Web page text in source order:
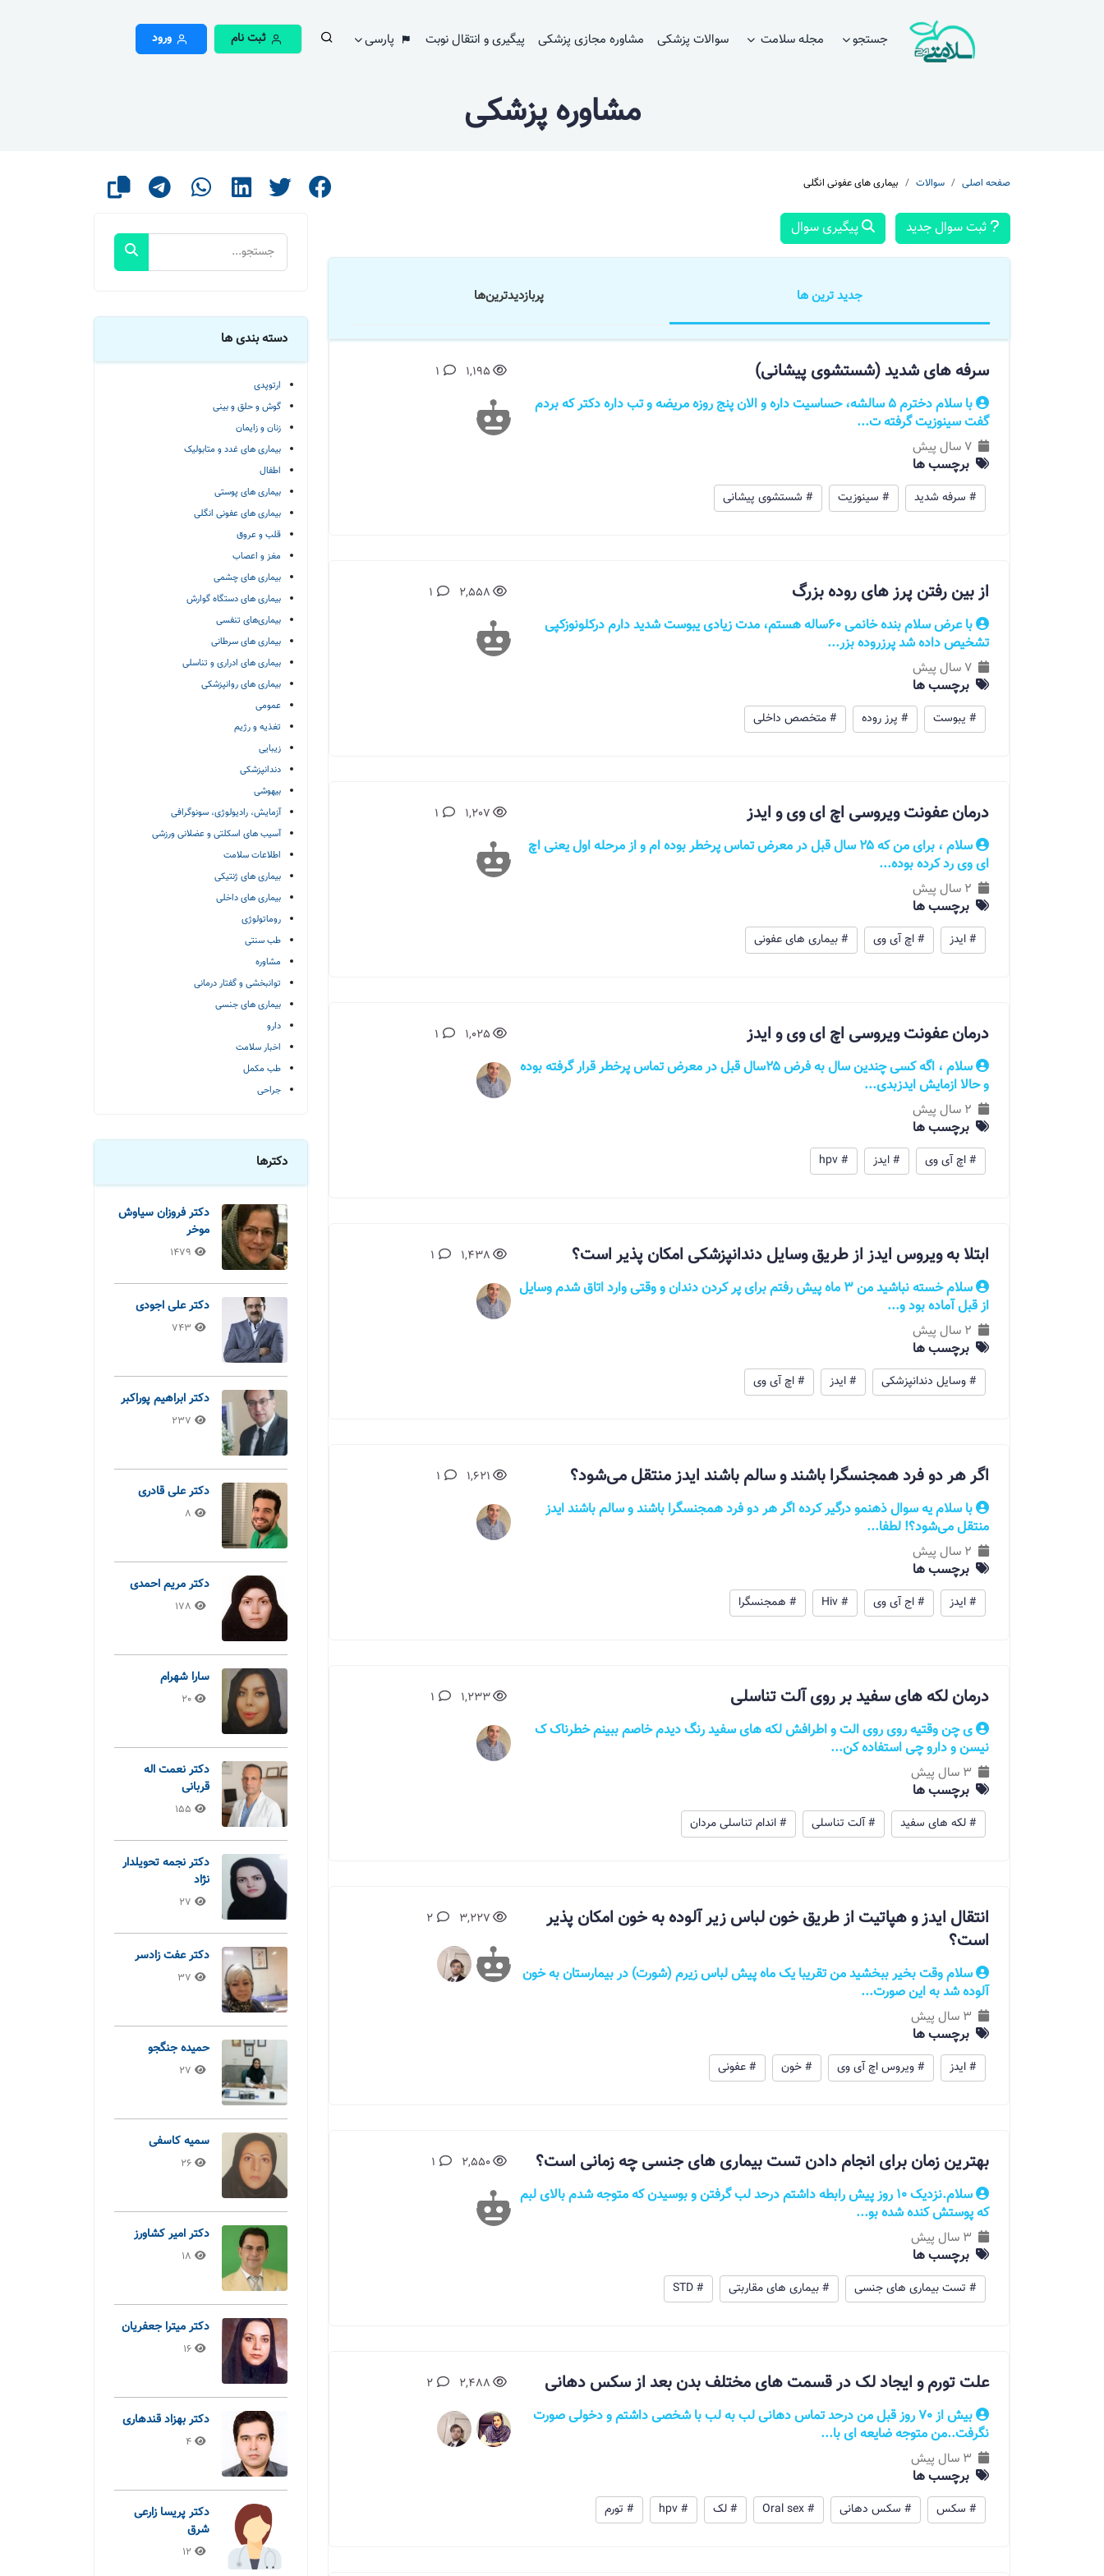
جستجو مجله سلامت سوالات پزشکی مشاوره مجازی پزشکی پیگیری و انتقال نوبت پارسی ثبت نام ورود
مشاوره پزشکی
صفحه اصلی سوالات بیماری های عفونی انگلی
ثبت سوال جدید پیگیری سوال
جدید ترین ها پر‌بازدید‌ترین‌ها
سرفه های شدید (شستشوی پیشانی)
با سلام دخترم 5 سالشه، حساسیت داره و الان پنج روزه مریضه و تب داره دکتر که بردم
گفت سینوزیت گرفته ت...
7 سال پیش
برچسب ها
# سرفه شدید # سینوزیت # شستشوی پیشانی
1,195
1
از بین رفتن پرز های روده بزرگ
با عرض سلام بنده خانمی 60ساله هستم، مدت زیادی یبوست شدید دارم درکلونوزکپی
تشخیص داده شد پرزروده بزر...
7 سال پیش
برچسب ها
# یبوست # پرز روده # متخصص داخلی
2,558
1
درمان عفونت ویروسی اچ ای وی و ایدز
سلام ، برای من که ۲۵ سال قبل در معرض تماس پرخطر بوده ام و از مرحله اول یعنی اچ
ای وی رد کرده بوده...
2 سال پیش
برچسب ها
# ایدز # اچ آی وی # بیماری های عفونی
1,207
1
درمان عفونت ویروسی اچ ای وی و ایدز
سلام ، اگه کسی چندین سال به فرض ۲۵سال قبل در معرض تماس پرخطر قرار گرفته بوده
و حالا ازمایش ایدزبدی...
2 سال پیش
برچسب ها
# اچ آی وی # ایدز # hpv
1,025
1
ابتلا به ویروس ایدز از طریق وسایل دندانپزشکی امکان پذیر است؟
سلام خسته نباشید من 3 ماه پیش رفتم برای پر کردن دندان و وقتی وارد اتاق شدم وسایل
از قبل آماده بود و...
2 سال پیش
برچسب ها
# وسایل دندانپزشکی # ایدز # اچ آی وی
1,438
1
اگر هر دو فرد همجنسگرا باشند و سالم باشند ایدز منتقل می‌شود؟
با سلام یه سوال ذهنمو درگیر کرده اگر هر دو فرد همجنسگرا باشند و سالم باشند ایدز
منتقل می‌شود؟! لطفا...
2 سال پیش
برچسب ها
# ایدز # اج آی وی # Hiv # همجنسگرا
1,621
1
درمان لکه های سفید بر روی آلت تناسلی
ی چن وقتیه روی روی الت و اطرافش لکه های سفید رنگ دیدم خاصم ببینم خطرناک ک
نیسن و دارو چی استفاده کن...
3 سال پیش
برچسب ها
# لکه های سفید # آلت تناسلی # اندام تناسلی مردان
1,233
1
انتقال ایدز و هپاتیت از طریق خون لباس زیر آلوده به خون امکان پذیر
است؟
سلام وقت بخیر ببخشید من تقریبا یک ماه پیش لباس زیرم (شورت) در بیمارستان به خون
آلوده شد به این صورت...
3 سال پیش
برچسب ها
# ایدز # ویروس اچ آی وی # خون # عفونی
3,227
2
بهترین زمان برای انجام‌ دادن تست بیماری های جنسی چه زمانی است؟
سلام.نزدیک 10 روز پیش رابطه داشتم درحد لب گرفتن و بوسیدن که متوجه شدم بالای لبم
که پوستش کنده شده بو...
3 سال پیش
برچسب ها
# تست بیماری های جنسی # بیماری های مقاربتی # STD
2,550
1
علت تورم و ایجاد لک در قسمت های مختلف بدن بعد از سکس دهانی
بیش از 70 روز قبل من درحد تماس دهانی لب به لب با شخصی داشتم و دخولی صورت
نگرفت..من متوجه ضایعه ای با...
3 سال پیش
برچسب ها
# سکس # سکس دهانی # Oral sex # لک # hpv # تورم
2,488
2
دسته بندی ها
ارتوپدی
گوش و حلق و بینی
زنان و زایمان
بیماری های غدد و متابولیک
اطفال
بیماری های پوستی
بیماری های عفونی انگلی
قلب و عروق
مغز و اعصاب
بیماری های چشمی
بیماری های دستگاه گوارش
بیماری‌های تنفسی
بیماری های سرطانی
بیماری های ادراری و تناسلی
بیماری های روانپزشکی
عمومی
تغذیه و رژیم
زیبایی
دندانپزشکی
بیهوشی
آزمایش، رادیولوژی، سونوگرافی
آسیب های اسکلتی و عضلانی ورزشی
اطلاعات سلامت
بیماری های ژنتیکی
بیماری های داخلی
روماتولوژی
طب سنتی
مشاوره
توانبخشی و گفتار درمانی
بیماری های جنسی
دارو
اخبار سلامت
طب مکمل
جراحی
دکترها
دکتر فروزان سیاوش
موخر
1479
دکتر علی اجودی
743
دکتر ابراهیم پوراکبر
237
دکتر علی قادری
8
دکتر مریم احمدی
178
سارا شهرام
20
دکتر نعمت اله
قربانی
155
دکتر نجمه تحویلدار
نژاد
27
دکتر عفت زادسر
37
حمیده جنگجو
27
سمیه کاسفی
26
دکتر امیر کشاورز
18
دکتر میترا جعفریان
16
دکتر بهزاد قندهاری
4
دکتر پریسا زارعی
شرق
12